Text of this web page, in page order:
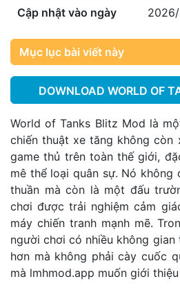
Cập nhật vào ngày
Mục lục bài viết này
DOWNLOAD WORLD OF
World of Tanks Blitz Mod là
chiến thuật xe tăng không
game thủ trên toàn thế giới,
mê thể loại quân sự. Nó
thuần mà còn là một đấu
chơi được trải nghiệm cảm
máy chiến tranh mạnh mẽ.
người chơi có nhiều không gian
hơn mà không phải cày cuốc
mà lmhmod.app muốn giới